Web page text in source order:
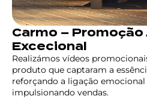
Carmo – Promoção
Excecional
Realizámos vídeos
produto que captaram a
reforçando a ligação
impulsionando vendas.